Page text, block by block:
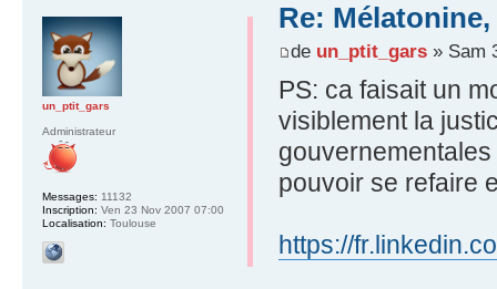
Re:
de un_ptit_gars» Sam
PS: ca faisait un
visiblement la
pouvoir se refaire
https://
un_ptit_gars
Administrateur
Messages: 11132
Inscription: Ven 23 Nov 2007 07:00
Localisation: Toulouse